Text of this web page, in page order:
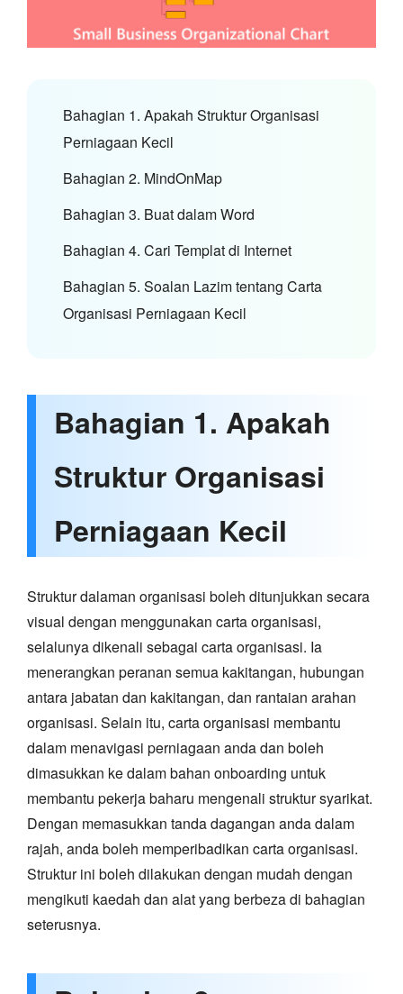
Bahagian 1. Apakah Struktur Organisasi
Perniagaan Kecil
Bahagian 2. MindOnMap
Bahagian 3. Buat dalam Word
Bahagian 4. Cari Templat di Internet
Bahagian 5. Soalan Lazim tentang Carta
Organisasi Perniagaan Kecil
Bahagian 1. Apakah
Struktur Organisasi
Perniagaan Kecil
Struktur dalaman organisasi boleh ditunjukkan secara
visual dengan menggunakan carta organisasi,
selalunya dikenali sebagai carta organisasi. Ia
menerangkan peranan semua kakitangan, hubungan
antara jabatan dan kakitangan, dan rantaian arahan
organisasi. Selain itu, carta organisasi membantu
dalam menavigasi perniagaan anda dan boleh
dimasukkan ke dalam bahan onboarding untuk
membantu pekerja baharu mengenali struktur syarikat.
Dengan memasukkan tanda dagangan anda dalam
rajah, anda boleh memperibadikan carta organisasi.
Struktur ini boleh dilakukan dengan mudah dengan
mengikuti kaedah dan alat yang berbeza di bahagian
seterusnya.